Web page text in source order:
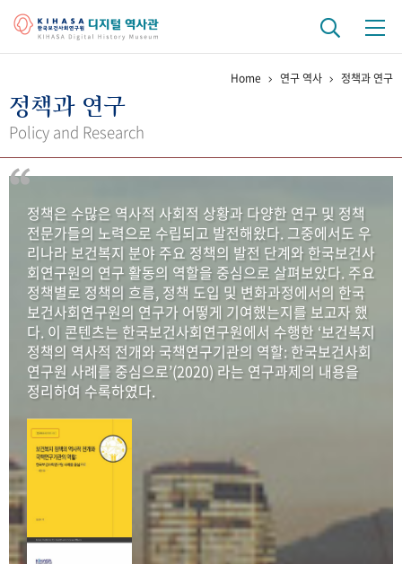
걸어온 길 기관 변천사
연구 역사
정책과 연구 키워드로 보는 연구 역사
연구자들
간행물 변천사
기록물 아카이브
사진 아카이브 문서 기록물 행정박물 영상 기록물
50+1주년 기념
성과 50선 숫자로 보는 50년
세계와 함께 한 KIHASA
VR 역사관
Home 연구 역사 정책과 연구
정책과 연구
Policy and Research
정책은 수많은 역사적 사회적 상황과 다양한 연구 및 정책
전문가들의 노력으로 수립되고 발전해왔다. 그중에서도 우
리나라 보건복지 분야 주요 정책의 발전 단계와 한국보건사
회연구원의 연구 활동의 역할을 중심으로 살펴보았다. 주요
정책별로 정책의 흐름, 정책 도입 및 변화과정에서의 한국
보건사회연구원의 연구가 어떻게 기여했는지를 보고자 했
다. 이 콘텐츠는 한국보건사회연구원에서 수행한 ‘보건복지
정책의 역사적 전개와 국책연구기관의 역할: 한국보건사회
연구원 사례를 중심으로’(2020) 라는 연구과제의 내용을
정리하여 수록하였다.